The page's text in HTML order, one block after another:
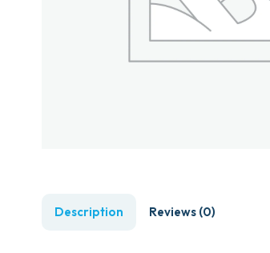
Description Reviews (0)